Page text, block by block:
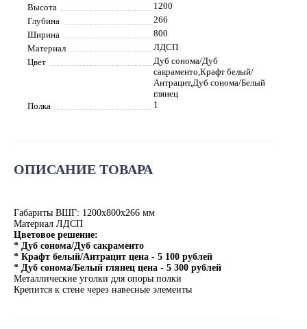
Высота
1200
Глубина
266
Ширина
800
Материал
ЛДСП
Цвет
Дуб сонома/Дуб
сакраменто,Крафт белый/
Антрацит,Дуб сонома/Белый
глянец
Полка
1
ОПИСАНИЕ ТОВАРА
Габариты ВШГ: 1200х800х266 мм
Материал ЛДСП
Цветовое решение:
* Дуб сонома/Дуб сакраменто
* Крафт белый/Антрацит цена - 5 100 рублей
* Дуб сонома/Белый глянец цена - 5 300 рублей
Металлические уголки для опоры полки
Крепится к стене через навесные элементы